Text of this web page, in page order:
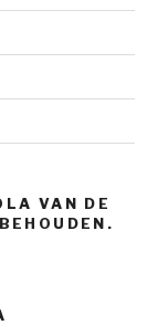
VAN DE